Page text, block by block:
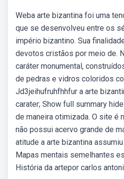
Weba arte bizantina foi uma
que se desenvolveu entre os
império bizantino. Sua
devotos cristãos por meio de.
caráter monumental,
de pedras e vidros coloridos
Jd3jeihufruhfhhfur a arte
carater; Show full summary
de maneira otimizada. O site é
não possui acervo grande de
atitude a arte bizantina
Mapas mentais semelhantes
História da artepor carlos